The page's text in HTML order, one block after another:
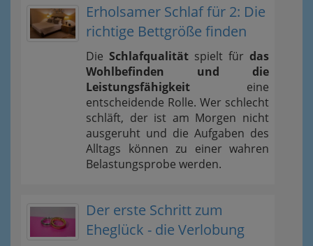
Erholsamer Schlaf für 2: Die
richtige Bettgröße finden
Die Schlafqualität spielt für das
Wohlbefinden und die
Leistungsfähigkeit eine
entscheidende Rolle. Wer schlecht
schläft, der ist am Morgen nicht
ausgeruht und die Aufgaben des
Alltags können zu einer wahren
Belastungsprobe werden.
Der erste Schritt zum
Eheglück - die Verlobung